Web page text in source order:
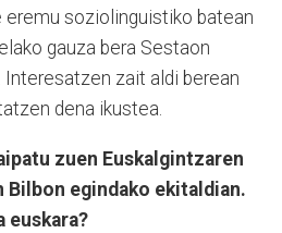
eremu soziolinguistiko batean
gauza bera Sestaon
Interesatzen zait aldi berean
dena ikustea.
zuen Euskalgintzaren
Bilbon egindako ekitaldian.
euskara?